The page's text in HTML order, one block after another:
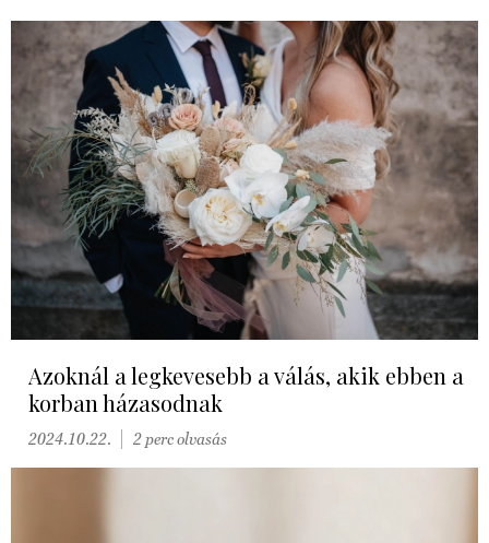
Azoknál a legkevesebb a válás, akik ebben a
korban házasodnak
2024.10.22. 2 perc olvasás